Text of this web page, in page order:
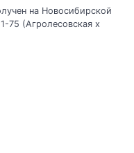
на Новосибирской
75 (Агролесовская х